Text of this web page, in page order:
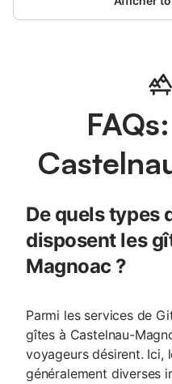
De quels types
disposent les
Magnoac ?
Parmi les services de
gîtes à Castelnau-
voyageurs désirent. Ici,
généralement diverses